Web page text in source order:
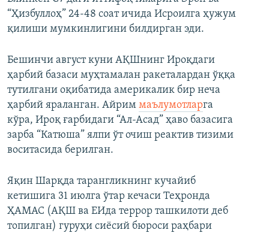
“Ҳизбуллоҳ” 24-48 соат ичида Исроилга ҳужум
қилиши мумкинлигини билдирган эди.
Бешинчи август куни АҚШнинг Ироқдаги
ҳарбий базаси муҳтамалан ракеталардан ўққа
тутилгани оқибатида америкалик бир неча
ҳарбий яраланган. Айрим маълумотларга
кўра, Ироқ ғарбидаги “Ал-Асад” ҳаво базасига
зарба “Катюша” ялпи ўт очиш реактив тизими
воситасида берилган.
Яқин Шарқда тарангликнинг кучайиб
кетишига 31 июлга ўтар кечаси Теҳронда
ҲАМАС (АҚШ ва ЕИда террор ташкилоти деб
топилган) гуруҳи сиёсий бюроси раҳбари